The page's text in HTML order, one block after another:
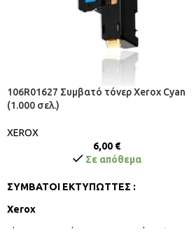
106R01627 Συμβατό τόνερ Xerox Cyan
(1.000 σελ.)
XEROX
6,00 €
Σε απόθεμα
ΣΥΜΒΑΤΟΙ ΕΚΤΥΠΩΤΤΕΣ :
Xerox
Phaser 6000, Phaser 6010, Workcentre 6015